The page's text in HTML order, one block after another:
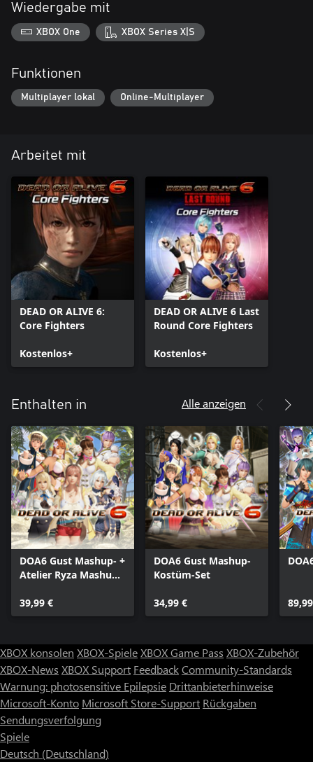
Wiedergabe mit
XBOX One XBOX Series X|S
Funktionen
Multiplayer lokal Online-Multiplayer
Arbeitet mit
DEAD OR ALIVE 6:
Core Fighters
Kostenlos+
DEAD OR ALIVE 6 Last
Round Core Fighters
Kostenlos+
Enthalten in Alle anzeigen
DOA6 Gust Mashup- +
Atelier Ryza Mashup-
39,99 €
DOA6 Gust Mashup-
Kostüm-Set
34,99 €
XBOX konsolen XBOX-SpieleXBOX Game Pass XBOX-Zubehör
XBOX-News XBOX Support FeedbackCommunity-Standards
Warnung: photosensitive Epilepsie Drittanbieterhinweise
Microsoft-Konto Microsoft Store-Support Rückgaben
Sendungsverfolgung
Spiele
Deutsch (Deutschland)